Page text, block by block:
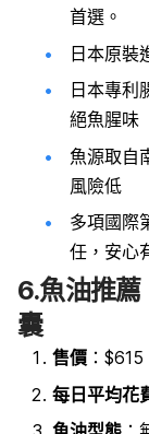
首選。
日本原裝
日本專利
絕魚腥味
魚源取自
風險低
多項國際
任，安心
6.魚油推薦
囊
售價 ：
每日平均花